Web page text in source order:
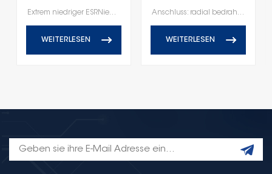
Extrem niedriger ESRNiedriger LeckstromHochfrequenzkapazitätserhaltungBleifreier Anschluss, RoHS-konform
WEITERLESEN
Anschluss: radial bedrahtet100 % beschleunigte Steady-State-Alterung100 % Temperaturstabilität100 % LuftdruckNennspannung von 10V-150VBetriebstemperaturbereich von -55℃ bis +125℃
WEITERLESEN